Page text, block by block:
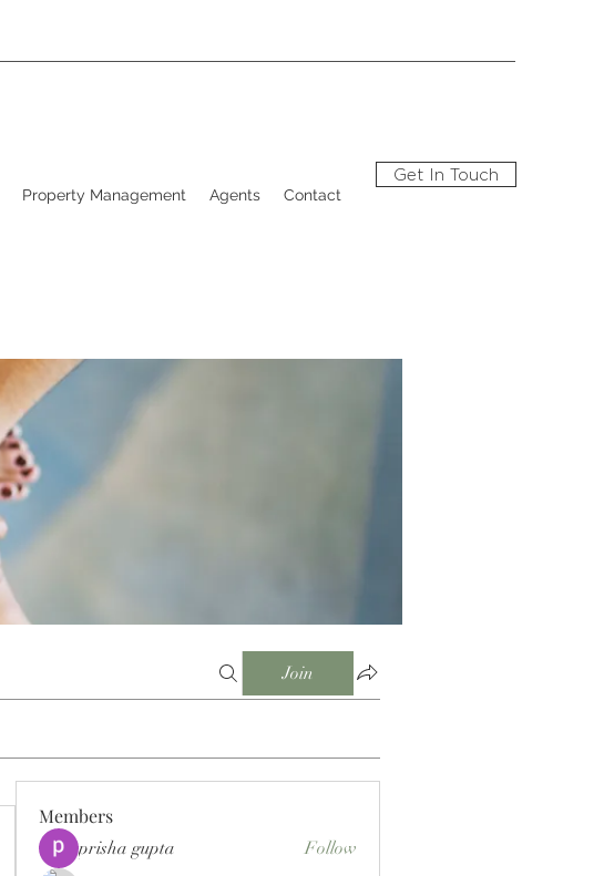
Property Management Agents Contact
Get In Touch
Join
Members
prisha gupta
Follow